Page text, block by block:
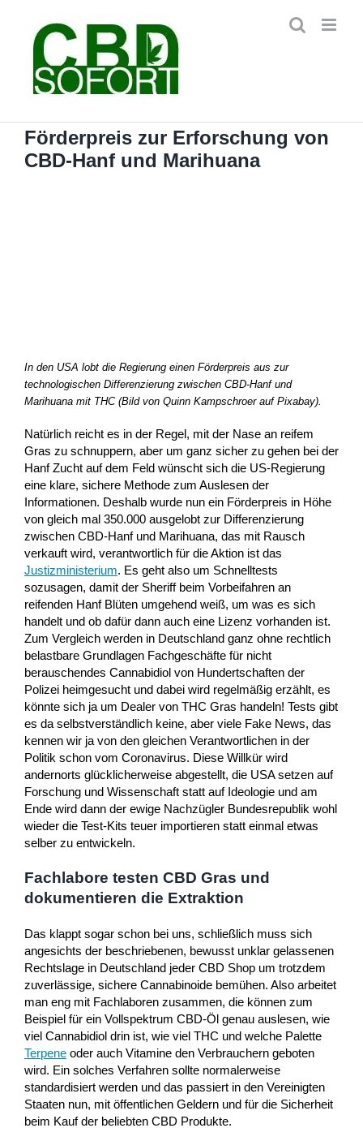
springen
Förderpreis zur Erforschung von
CBD-Hanf und Marihuana
In den USA lobt die Regierung einen Förderpreis aus zur
technologischen Differenzierung zwischen CBD-Hanf und
Marihuana mit THC (Bild von Quinn Kampschroer auf Pixabay).
Natürlich reicht es in der Regel, mit der Nase an reifem
Gras zu schnuppern, aber um ganz sicher zu gehen bei der
Hanf Zucht auf dem Feld wünscht sich die US-Regierung
eine klare, sichere Methode zum Auslesen der
Informationen. Deshalb wurde nun ein Förderpreis in Höhe
von gleich mal 350.000 ausgelobt zur Differenzierung
zwischen CBD-Hanf und Marihuana, das mit Rausch
verkauft wird, verantwortlich für die Aktion ist das
Justizministerium. Es geht also um Schnelltests
sozusagen, damit der Sheriff beim Vorbeifahren an
reifenden Hanf Blüten umgehend weiß, um was es sich
handelt und ob dafür dann auch eine Lizenz vorhanden ist.
Zum Vergleich werden in Deutschland ganz ohne rechtlich
belastbare Grundlagen Fachgeschäfte für nicht
berauschendes Cannabidiol von Hundertschaften der
Polizei heimgesucht und dabei wird regelmäßig erzählt, es
könnte sich ja um Dealer von THC Gras handeln! Tests gibt
es da selbstverständlich keine, aber viele Fake News, das
kennen wir ja von den gleichen Verantwortlichen in der
Politik schon vom Coronavirus. Diese Willkür wird
andernorts glücklicherweise abgestellt, die USA setzen auf
Forschung und Wissenschaft statt auf Ideologie und am
Ende wird dann der ewige Nachzügler Bundesrepublik wohl
wieder die Test-Kits teuer importieren statt einmal etwas
selber zu entwickeln.
Fachlabore testen CBD Gras und
dokumentieren die Extraktion
Das klappt sogar schon bei uns, schließlich muss sich
angesichts der beschriebenen, bewusst unklar gelassenen
Rechtslage in Deutschland jeder CBD Shop um trotzdem
zuverlässige, sichere Cannabinoide bemühen. Also arbeitet
man eng mit Fachlaboren zusammen, die können zum
Beispiel für ein Vollspektrum CBD-Öl genau auslesen, wie
viel Cannabidiol drin ist, wie viel THC und welche Palette
Terpene oder auch Vitamine den Verbrauchern geboten
wird. Ein solches Verfahren sollte normalerweise
standardisiert werden und das passiert in den Vereinigten
Staaten nun, mit öffentlichen Geldern und für die Sicherheit
beim Kauf der beliebten CBD Produkte.